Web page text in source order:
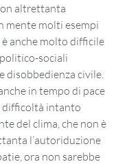
altrettanta
mente molti esempi
è anche molto difficile
sociali
disobbedienza civile.
in tempo di pace
difficoltà intanto
del clima, che non è
l’autoriduzione
ora non sarebbe